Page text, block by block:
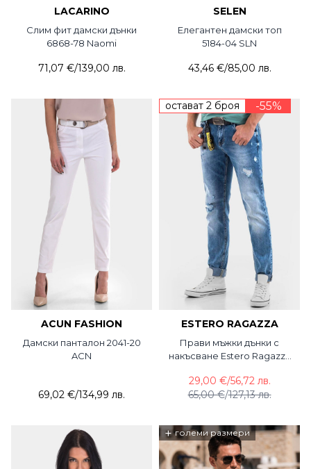
LACARINO
Слим фит дамски дънки
6868-78 Naomi
71,07 €/139,00 лв.
SELEN
Елегантен дамски топ
5184-04 SLN
43,46 €/85,00 лв.
ACUN FASHION
Дамски панталон 2041-20
ACN
69,02 €/134,99 лв.
остават 2 броя -55%
ESTERO RAGAZZA
Прави мъжки дънки с
накъсване Estero Ragazza
65,00 €/127,13 лв.
29,00 €/56,72 лв.
+ големи размери